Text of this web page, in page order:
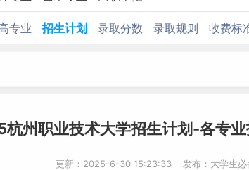
专业 招生计划 录取分数 录取规则 收费标
州职业技术大学招生计划-各专
更新：2025-6-30 15:23:33 发布：大学生必